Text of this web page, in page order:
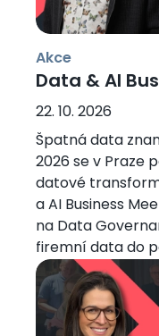
Akce
Data & AI
22. 10. 2026
Špatná data
2026 se v Praze
datové
a AI Business
na Data
firemní data do
Obrázek